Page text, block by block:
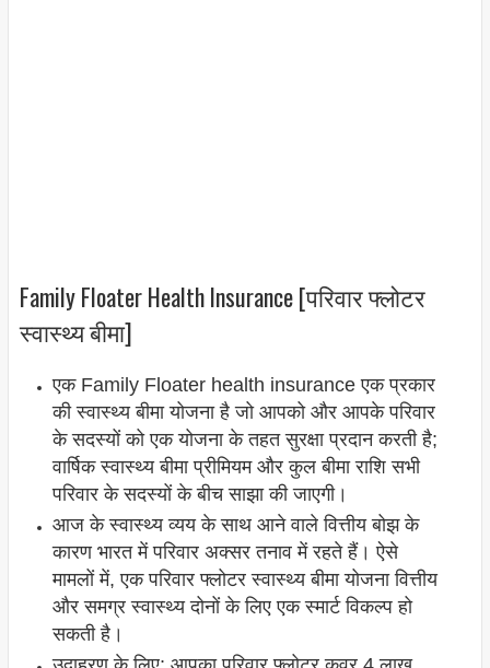
Family Floater Health Insurance [परिवार फ्लोटर
स्वास्थ्य बीमा]
एक Family Floater health insurance एक प्रकार
की स्वास्थ्य बीमा योजना है जो आपको और आपके परिवार
के सदस्यों को एक योजना के तहत सुरक्षा प्रदान करती है;
वार्षिक स्वास्थ्य बीमा प्रीमियम और कुल बीमा राशि सभी
परिवार के सदस्यों के बीच साझा की जाएगी।
आज के स्वास्थ्य व्यय के साथ आने वाले वित्तीय बोझ के
कारण भारत में परिवार अक्सर तनाव में रहते हैं। ऐसे
मामलों में, एक परिवार फ्लोटर स्वास्थ्य बीमा योजना वित्तीय
और समग्र स्वास्थ्य दोनों के लिए एक स्मार्ट विकल्प हो
सकती है।